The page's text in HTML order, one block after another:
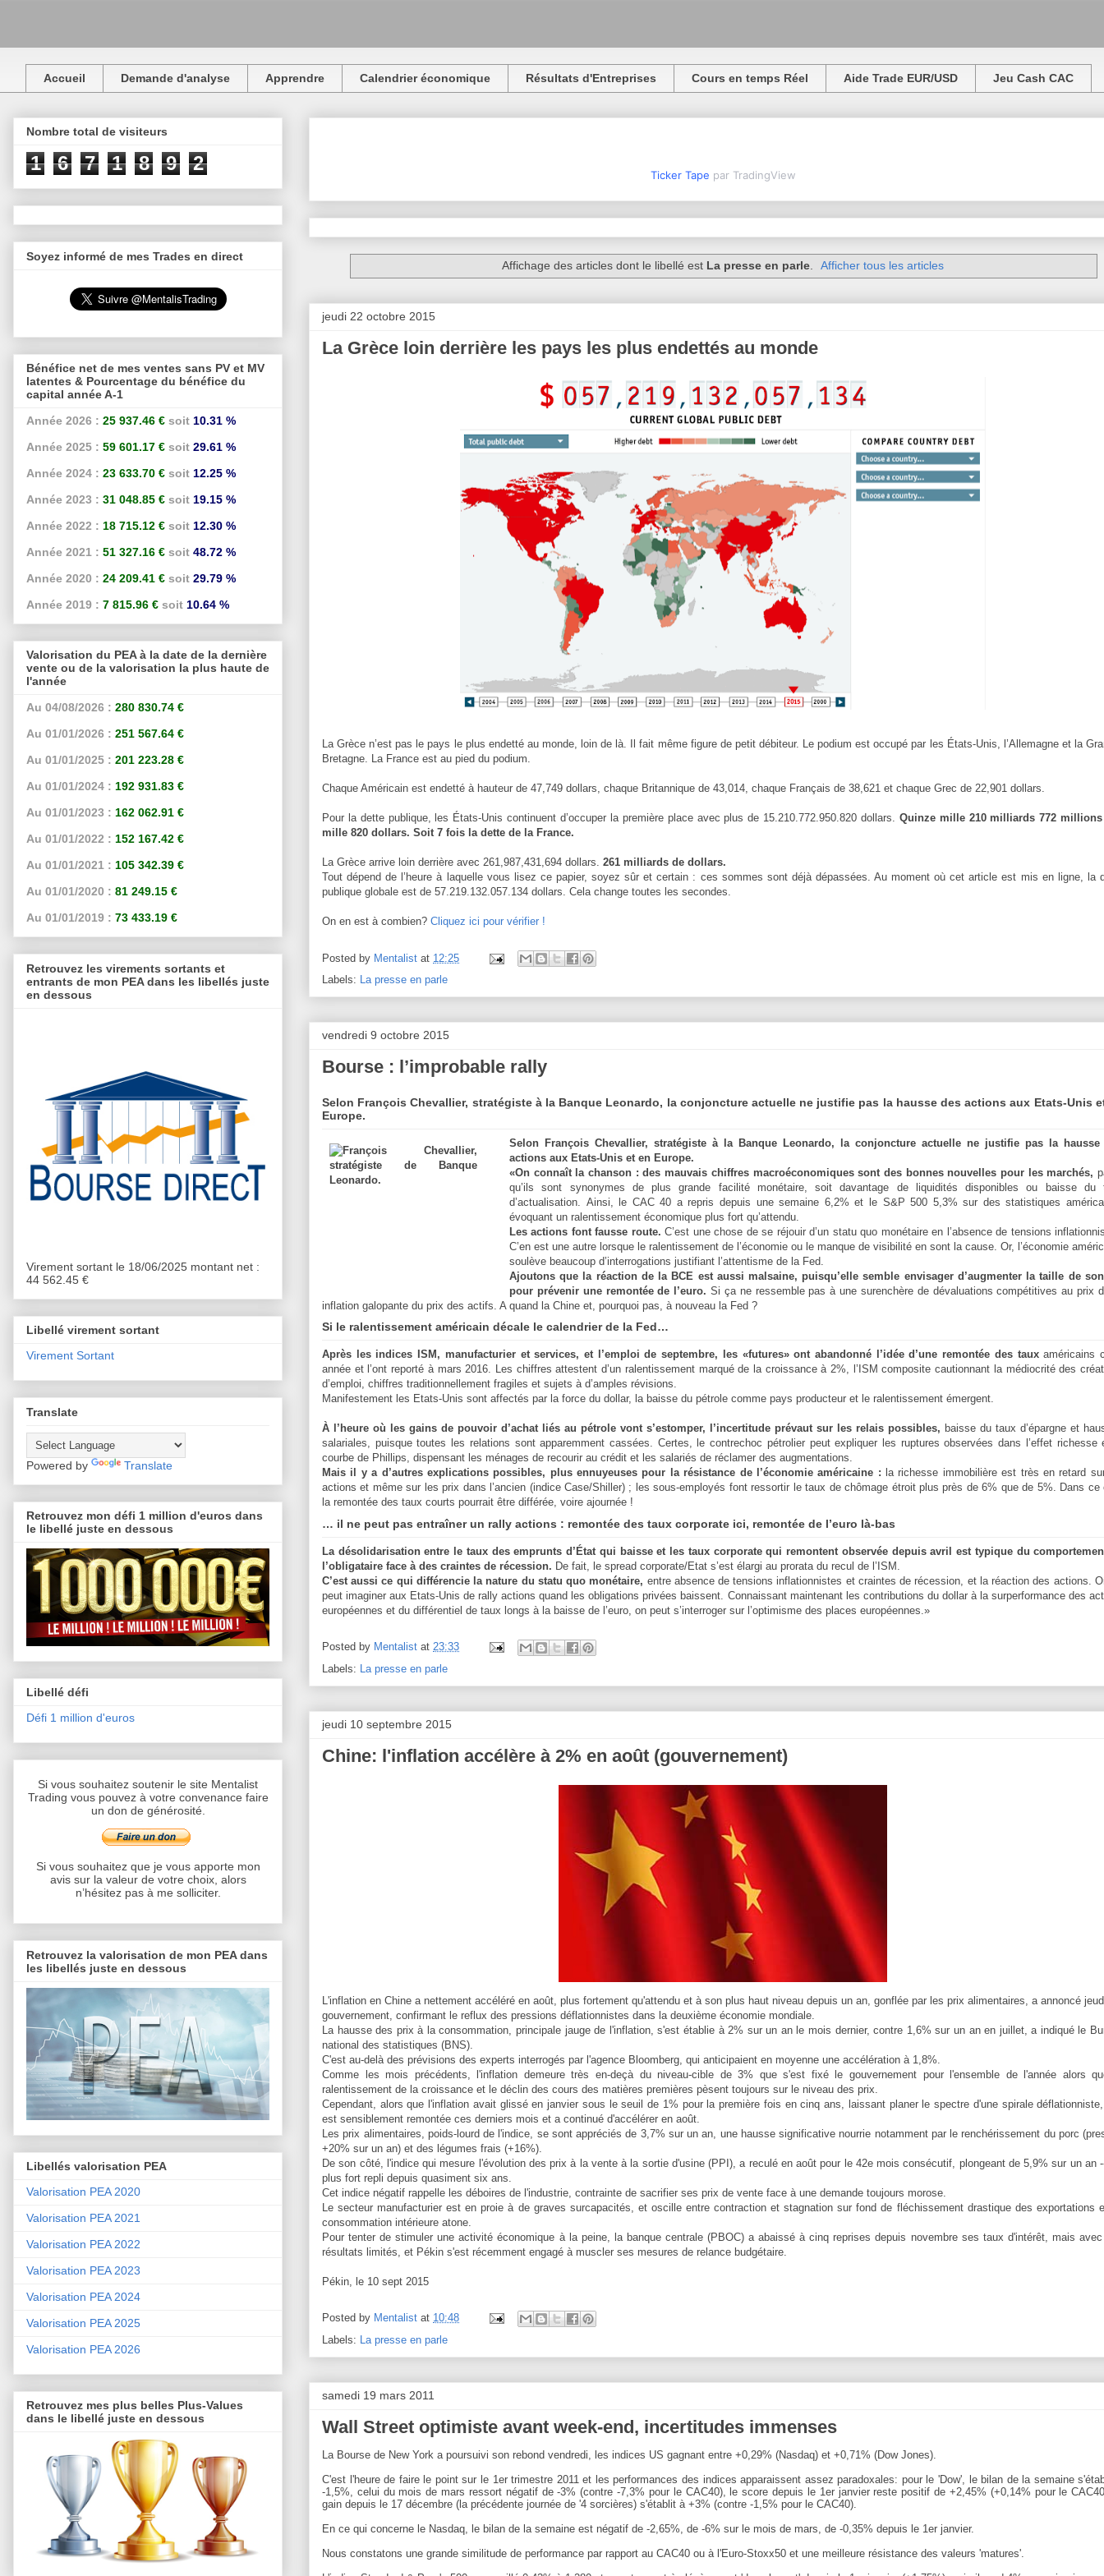
Accueil Demande d'analyse Apprendre Calendrier économique Résultats d'Entreprises Cours en temps Réel Aide Trade EUR/USD Jeu Cash CAC
Ticker Tape par TradingView
Affichage des articles dont le libellé est La presse en parle. Afficher tous les articles
jeudi 22 octobre 2015
La Grèce loin derrière les pays les plus endettés au monde
La Grèce n’est pas le pays le plus endetté au monde, loin de là. Il fait même figure de petit débiteur. Le podium est occupé par les États-Unis, l’Allemagne et la
Bretagne. La France est au pied du podium.
Chaque Américain est endetté à hauteur de 47,749 dollars, chaque Britannique de 43,014, chaque Français de 38,621 et chaque Grec de 22,901 dollars.
Pour la dette publique, les États-Unis continuent d’occuper la première place avec plus de 15.210.772.950.820 dollars. Quinze mille 210 milliards 772 millions
mille 820 dollars. Soit 7 fois la dette de la France.
La Grèce arrive loin derrière avec 261,987,431,694 dollars. 261 milliards de dollars.
Tout dépend de l’heure à laquelle vous lisez ce papier, soyez sûr et certain : ces sommes sont déjà dépassées. Au moment où cet article est mis en ligne, la
publique globale est de 57.219.132.057.134 dollars. Cela change toutes les secondes.
On en est à combien? Cliquez ici pour vérifier !
Posted by Mentalist at 12:25
Labels: La presse en parle
vendredi 9 octobre 2015
Bourse : l’improbable rally
Selon François Chevallier, stratégiste à la Banque Leonardo, la conjoncture actuelle ne justifie pas la hausse des actions aux Etats-Unis
Europe.
Selon François Chevallier, stratégiste à la Banque Leonardo, la conjoncture actuelle ne justifie pas la hausse
actions aux Etats-Unis et en Europe.
«On connaît la chanson : des mauvais chiffres macroéconomiques sont des bonnes nouvelles pour les marchés,
qu’ils sont synonymes de plus grande facilité monétaire, soit davantage de liquidités disponibles ou baisse du
d’actualisation. Ainsi, le CAC 40 a repris depuis une semaine 6,2% et le S&P 500 5,3% sur des statistiques
évoquant un ralentissement économique plus fort qu’attendu.
Les actions font fausse route.C’est une chose de se réjouir d’un statu quo monétaire en l’absence de tensions
C’en est une autre lorsque le ralentissement de l’économie ou le manque de visibilité en sont la cause. Or, l’économie
soulève beaucoup d’interrogations justifiant l’attentisme de la Fed.
Ajoutons que la réaction de la BCE est aussi malsaine, puisqu’elle semble envisager d’augmenter la taille de
pour prévenir une remontée de l’euro. Si ça ne ressemble pas à une surenchère de dévaluations compétitives au prix
inflation galopante du prix des actifs. A quand la Chine et, pourquoi pas, à nouveau la Fed ?
Si le ralentissement américain décale le calendrier de la Fed…
Après les indices ISM, manufacturier et services, et l’emploi de septembre, les «futures» ont abandonné l’idée d’une remontée des tauxaméricains
année et l’ont reporté à mars 2016. Les chiffres attestent d’un ralentissement marqué de la croissance à 2%, l’ISM composite cautionnant la médiocrité des
d’emploi, chiffres traditionnellement fragiles et sujets à d’amples révisions.
Manifestement les Etats-Unis sont affectés par la force du dollar, la baisse du pétrole comme pays producteur et le ralentissement émergent.
À l’heure où les gains de pouvoir d’achat liés au pétrole vont s’estomper, l’incertitude prévaut sur les relais possibles, baisse du taux d’épargne et
salariales, puisque toutes les relations sont apparemment cassées. Certes, le contrechoc pétrolier peut expliquer les ruptures observées dans l’effet richesse
courbe de Phillips, dispensant les ménages de recourir au crédit et les salariés de réclamer des augmentations.
Mais il y a d’autres explications possibles, plus ennuyeuses pour la résistance de l’économie américaine : la richesse immobilière est très en retard
actions et même sur les prix dans l’ancien (indice Case/Shiller) ; les sous-employés font ressortir le taux de chômage étroit plus près de 6% que de 5%. Dans ce
la remontée des taux courts pourrait être différée, voire ajournée !
… il ne peut pas entraîner un rally actions : remontée des taux corporate ici, remontée de l’euro là-bas
La désolidarisation entre le taux des emprunts d’État qui baisse et les taux corporate qui remontent observée depuis avril est typique du
l’obligataire face à des craintes de récession. De fait, le spread corporate/Etat s’est élargi au prorata du recul de l’ISM.
C’est aussi ce qui différencie la nature du statu quo monétaire, entre absence de tensions inflationnistes et craintes de récession, et la réaction des actions.
peut imaginer aux Etats-Unis de rally actions quand les obligations privées baissent. Connaissant maintenant les contributions du dollar à la surperformance des
européennes et du différentiel de taux longs à la baisse de l’euro, on peut s’interroger sur l’optimisme des places européennes.»
Posted by Mentalist at 23:33
Labels: La presse en parle
jeudi 10 septembre 2015
Chine: l'inflation accélère à 2% en août (gouvernement)
L'inflation en Chine a nettement accéléré en août, plus fortement qu'attendu et à son plus haut niveau depuis un an, gonflée par les prix alimentaires, a annoncé
gouvernement, confirmant le reflux des pressions déflationnistes dans la deuxième économie mondiale.
La hausse des prix à la consommation, principale jauge de l'inflation, s'est établie à 2% sur un an le mois dernier, contre 1,6% sur un an en juillet, a indiqué le
national des statistiques (BNS).
C'est au-delà des prévisions des experts interrogés par l'agence Bloomberg, qui anticipaient en moyenne une accélération à 1,8%.
Comme les mois précédents, l'inflation demeure très en-deçà du niveau-cible de 3% que s'est fixé le gouvernement pour l'ensemble de l'année alors
ralentissement de la croissance et le déclin des cours des matières premières pèsent toujours sur le niveau des prix.
Cependant, alors que l'inflation avait glissé en janvier sous le seuil de 1% pour la première fois en cinq ans, laissant planer le spectre d'une spirale
est sensiblement remontée ces derniers mois et a continué d'accélérer en août.
Les prix alimentaires, poids-lourd de l'indice, se sont appréciés de 3,7% sur un an, une hausse significative nourrie notamment par le renchérissement du porc
+20% sur un an) et des légumes frais (+16%).
De son côté, l'indice qui mesure l'évolution des prix à la vente à la sortie d'usine (PPI), a reculé en août pour le 42e mois consécutif, plongeant de 5,9% sur un an
plus fort repli depuis quasiment six ans.
Cet indice négatif rappelle les déboires de l'industrie, contrainte de sacrifier ses prix de vente face à une demande toujours morose.
Le secteur manufacturier est en proie à de graves surcapacités, et oscille entre contraction et stagnation sur fond de fléchissement drastique des exportations
consommation intérieure atone.
Pour tenter de stimuler une activité économique à la peine, la banque centrale (PBOC) a abaissé à cinq reprises depuis novembre ses taux d'intérêt, mais
résultats limités, et Pékin s'est récemment engagé à muscler ses mesures de relance budgétaire.
Pékin, le 10 sept 2015
Posted by Mentalist at 10:48
Labels: La presse en parle
samedi 19 mars 2011
Wall Street optimiste avant week-end, incertitudes immenses
La Bourse de New York a poursuivi son rebond vendredi, les indices US gagnant entre +0,29% (Nasdaq) et +0,71% (Dow Jones).
C'est l'heure de faire le point sur le 1er trimestre 2011 et les performances des indices apparaissent assez paradoxales: pour le 'Dow', le bilan de la semaine
-1,5%, celui du mois de mars ressort négatif de -3% (contre -7,3% pour le CAC40), le score depuis le 1er janvier reste positif de +2,45% (+0,14% pour le
gain depuis le 17 décembre (la précédente journée de '4 sorcières) s'établit à +3% (contre -1,5% pour le CAC40).
En ce qui concerne le Nasdaq, le bilan de la semaine est négatif de -2,65%, de -6% sur le mois de mars, de -0,35% depuis le 1er janvier.
Nous constatons une grande similitude de performance par rapport au CAC40 ou à l'Euro-Stoxx50 et une meilleure résistance des valeurs 'matures'.
Nombre total de visiteurs
1 6 7 1 8 9 2
Soyez informé de mes Trades en direct
Bénéfice net de mes ventes sans PV et MV
latentes & Pourcentage du bénéfice du
capital année A-1
Année 2026 : 25 937.46 € soit 10.31 %
Année 2025 : 59 601.17 € soit 29.61 %
Année 2024 : 23 633.70 € soit 12.25 %
Année 2023 : 31 048.85 € soit 19.15 %
Année 2022 : 18 715.12 € soit 12.30 %
Année 2021 : 51 327.16 € soit 48.72 %
Année 2020 : 24 209.41 € soit 29.79 %
Année 2019 : 7 815.96 € soit 10.64 %
Valorisation du PEA à la date de la dernière
vente ou de la valorisation la plus haute de
l'année
Au 04/08/2026 : 280 830.74 €
Au 01/01/2026 : 251 567.64 €
Au 01/01/2025 : 201 223.28 €
Au 01/01/2024 : 192 931.83 €
Au 01/01/2023 : 162 062.91 €
Au 01/01/2022 : 152 167.42 €
Au 01/01/2021 : 105 342.39 €
Au 01/01/2020 : 81 249.15 €
Au 01/01/2019 : 73 433.19 €
Retrouvez les virements sortants et
entrants de mon PEA dans les libellés juste
en dessous
Virement sortant le 18/06/2025 montant net :
44 562.45 €
Libellé virement sortant
Virement Sortant
Translate
Powered by Translate
Retrouvez mon défi 1 million d'euros dans
le libellé juste en dessous
Libellé défi
Défi 1 million d'euros
Si vous souhaitez soutenir le site Mentalist
Trading vous pouvez à votre convenance faire
un don de générosité.
Si vous souhaitez que je vous apporte mon
avis sur la valeur de votre choix, alors
n’hésitez pas à me solliciter.
Retrouvez la valorisation de mon PEA dans
les libellés juste en dessous
Libellés valorisation PEA
Valorisation PEA 2020
Valorisation PEA 2021
Valorisation PEA 2022
Valorisation PEA 2023
Valorisation PEA 2024
Valorisation PEA 2025
Valorisation PEA 2026
Retrouvez mes plus belles Plus-Values
dans le libellé juste en dessous